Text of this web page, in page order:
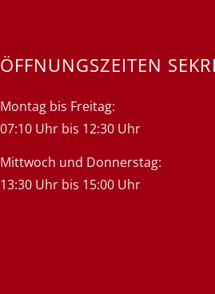
ÖFFNUNGSZEITEN
Montag bis Freitag:
07:10 Uhr bis 12:30 Uhr
Mittwoch und Donnerstag:
13:30 Uhr bis 15:00 Uhr